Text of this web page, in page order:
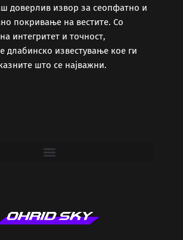
доверлив извор за сеопфатно и
покривање на вестите. Со
интегритет и точност,
длабинско известување кое ги
што се најважни.